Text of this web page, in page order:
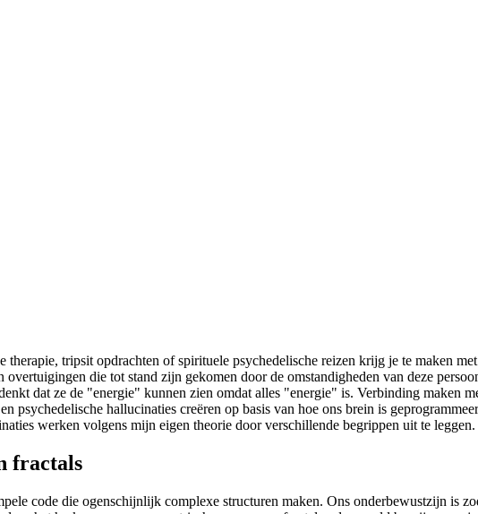
therapie, tripsit opdrachten of spirituele psychedelische reizen krijg je te maken
die tot stand zijn gekomen door de omstandigheden van deze
dat ze de "energie" kunnen zien omdat alles "energie" is. Verbinding maken
psychedelische hallucinaties creëren op basis van hoe ons brein is
werken volgens mijn eigen theorie door verschillende begrippen uit te leggen.
fractals
code die ogenschijnlijk complexe structuren maken. Ons onderbewustzijn is